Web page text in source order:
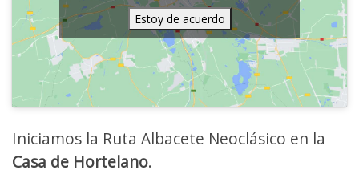
Estoy de acuerdo
Iniciamos la Ruta Albacete Neoclásico en la
Casa de Hortelano.